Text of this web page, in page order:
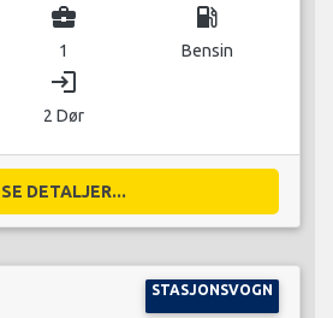
business_center
1
local_gas_station
Bensin
login
2 Dør
SE DETALJER...
STASJONSVOGN